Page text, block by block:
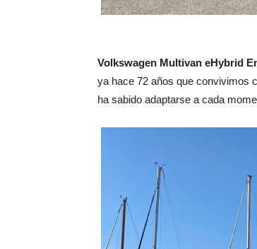
Volkswagen Multivan eHybrid
ya hace 72 años que convivimos
ha sabido adaptarse a cada